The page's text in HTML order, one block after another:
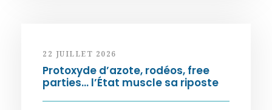
22 JUILLET 2026
Protoxyde d’azote, rodéos, free
parties… l’État muscle sa riposte